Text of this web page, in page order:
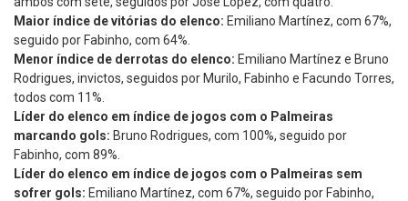
Maior índice de vitórias do elenco: Emiliano Martínez, com 67%,
seguido por Fabinho, com 64%.
Menor índice de derrotas do elenco: Emiliano Martínez e Bruno
Rodrigues, invictos, seguidos por Murilo, Fabinho e Facundo Torres,
todos com 11%.
Líder do elenco em índice de jogos com o Palmeiras
marcando gols: Bruno Rodrigues, com 100%, seguido por
Fabinho, com 89%.
Líder do elenco em índice de jogos com o Palmeiras sem
sofrer gols: Emiliano Martínez, com 67%, seguido por Fabinho,